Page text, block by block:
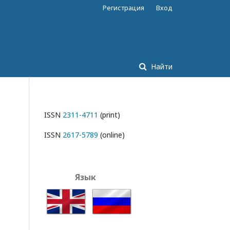
Найти
Регистрация Вход
ISSN 2311-4711 (print)
ISSN 2617-5789 (online)
Язык
English Русский